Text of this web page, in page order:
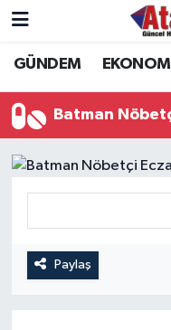
GÜNDEM EKONOMİ
Batman
Paylaş
Hava Durumu
Trafik Durumu
Süper Lig Puan
Son Dakika